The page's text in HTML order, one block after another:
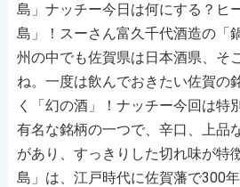
島」ナッチー今日は何にする？ヒ
島」！スーさん富久千代酒造の「
州の中でも佐賀県は日本酒県、そ
ね。一度は飲んでおきたい佐賀の
く「幻の酒」！ナッチー今回は特
有名な銘柄の一つで、辛口、上品
があり、すっきりした切れ味が特
島」は、江戸時代に佐賀藩で300